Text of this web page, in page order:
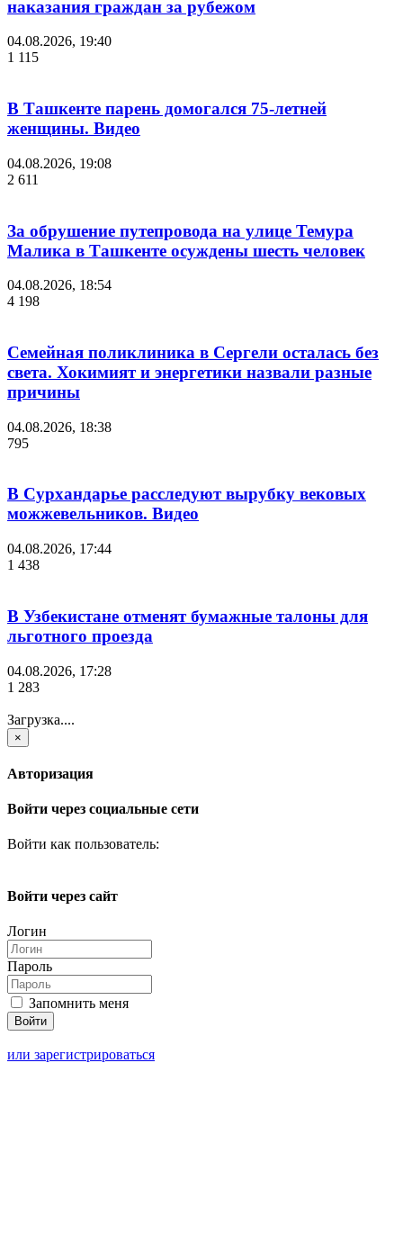
наказания граждан за рубежом
04.08.2026, 19:40
1 115
В Ташкенте парень домогался 75-летней
женщины. Видео
04.08.2026, 19:08
2 611
За обрушение путепровода на улице Темура
Малика в Ташкенте осуждены шесть человек
04.08.2026, 18:54
4 198
Семейная поликлиника в Сергели осталась без
света. Хокимият и энергетики назвали разные
причины
04.08.2026, 18:38
795
В Сурхандарье расследуют вырубку вековых
можжевельников. Видео
04.08.2026, 17:44
1 438
В Узбекистане отменят бумажные талоны для
льготного проезда
04.08.2026, 17:28
1 283
Загрузка....
×
Авторизация
Войти через социальные сети
Войти как пользователь:
Войти через сайт
Логин
Пароль
Запомнить меня
или зарегистрироваться